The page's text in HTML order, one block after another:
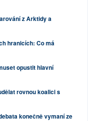
z Arktidy a
hranicích: Co má
opustit hlavní
rovnou koalici s
konečně vymaní ze